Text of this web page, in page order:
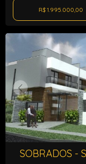
R$ 1.995.000,00
SOBRADOS -